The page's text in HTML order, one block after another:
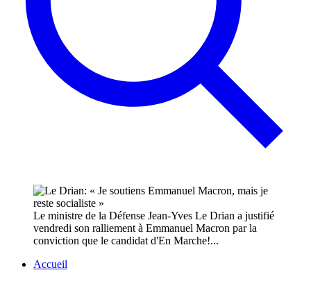
Le ministre de la Défense Jean-Yves Le Drian a justifié
vendredi son ralliement à Emmanuel Macron par la
conviction que le candidat d'En Marche!...
Accueil